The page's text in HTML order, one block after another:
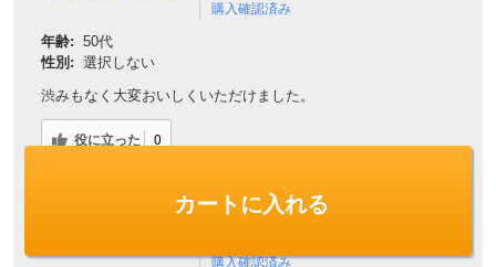
購入確認済み
年齢: 50代
性別: 選択しない
渋みもなく大変おいしくいただけました。
役に立った 0
購入確認済み
カートに入れる